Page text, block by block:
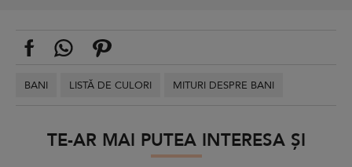
BANI LISTĂ DE CULORI MITURI DESPRE BANI
TE-AR MAI PUTEA INTERESA ȘI